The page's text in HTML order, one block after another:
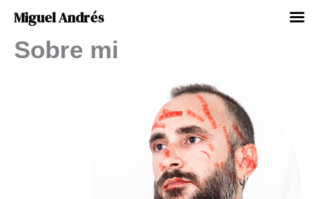
Sobre mi
Miguel Andrés